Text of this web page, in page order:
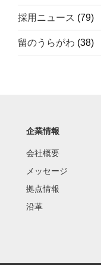
採用ニュース (79)
留のうらがわ (38)
企業情報
会社概要
メッセージ
拠点情報
沿革